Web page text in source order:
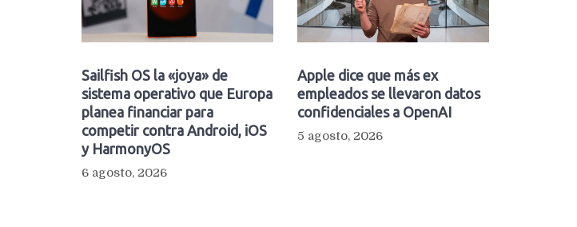
Sailfish OS la «joya» de
sistema operativo que Europa
planea financiar para
competir contra Android, iOS
y HarmonyOS
6 agosto, 2026
Apple dice que más ex
empleados se llevaron datos
confidenciales a OpenAI
5 agosto, 2026